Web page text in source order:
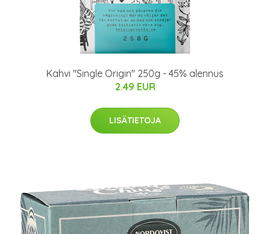
Kahvi "Single Origin" 250g - 45% alennus
2.49 EUR
LISÄTIETOJA